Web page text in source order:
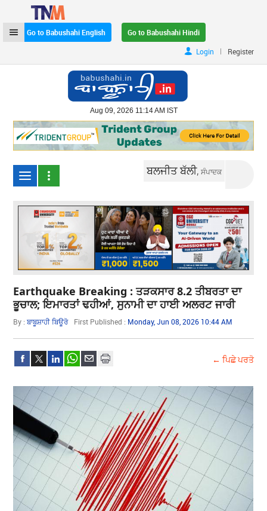
Go to Babushahi English
Go to Babushahi Hindi
Login
| Register
Aug 09, 2026 11:14 AM IST
ਬਲਜੀਤ ਬੱਲੀ,ਸੰਪਾਦਕ
Earthquake Breaking : ਤੜਕਸਾਰ 8.2 ਤੀਬਰਤਾ ਦਾ
ਭੂਚਾਲ; ਇਮਾਰਤਾਂ ਢਹੀਆਂ, ਸੁਨਾਮੀ ਦਾ ਹਾਈ ਅਲਰਟ ਜਾਰੀ
By :ਬਾਬੂਸ਼ਾਹੀ ਬਿਊਰੋ First Published : Monday, Jun 08, 2026 10:44 AM
← ਪਿਛੇ ਪਰਤੋ